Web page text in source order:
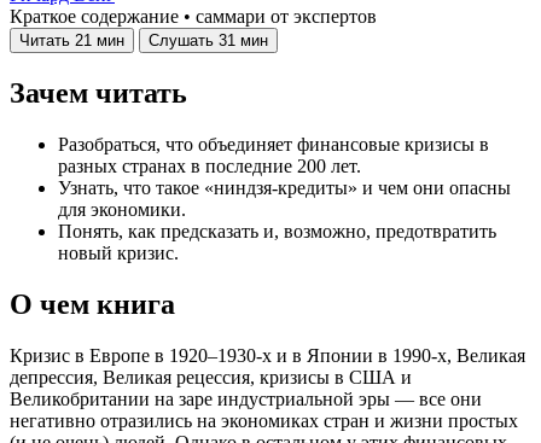
Краткое содержание • саммари от экспертов
Читать 21 мин Слушать 31 мин
Зачем читать
Разобраться, что объединяет финансовые кризисы в
разных странах в последние 200 лет.
Узнать, что такое «ниндзя-кредиты» и чем они опасны
для экономики.
Понять, как предсказать и, возможно, предотвратить
новый кризис.
О чем книга
Кризис в Европе в 1920–1930-х и в Японии в 1990-х, Великая
депрессия, Великая рецессия, кризисы в США и
Великобритании на заре индустриальной эры — все они
негативно отразились на экономиках стран и жизни простых